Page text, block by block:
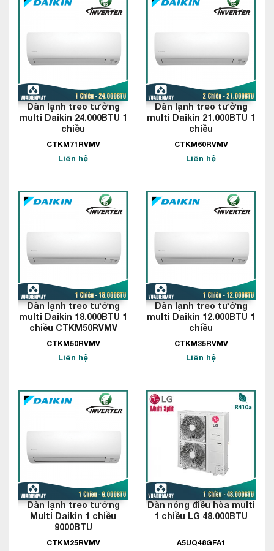
Dàn lạnh treo tường
multi Daikin 24.000BTU 1
chiều
CTKM71RVMV
Liên hệ
Dàn lạnh treo tường
multi Daikin 21.000BTU 1
chiều
CTKM60RVMV
Liên hệ
Dàn lạnh treo tường
multi Daikin 18.000BTU 1
chiều CTKM50RVMV
CTKM50RVMV
Liên hệ
Dàn lạnh treo tường
multi Daikin 12.000BTU 1
chiều
CTKM35RVMV
Liên hệ
Dàn lạnh treo tường
Multi Daikin 1 chiều
9000BTU
CTKM25RVMV
Dàn nóng điều hòa multi
1 chiều LG 48.000BTU
A5UQ48GFA1